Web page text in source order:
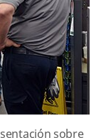
sobre